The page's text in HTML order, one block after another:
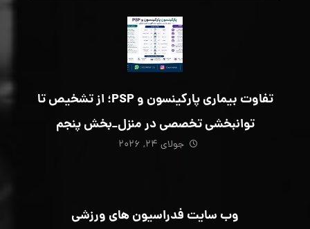
تفاوت بیماری پارکینسون و PSP؛ از تشخیص تا
توانبخشی تخصصی در منزل_بخش پنجم
جولای ۲۴, ۲۰۲۶
وب سایت فدراسیون های ورزشی